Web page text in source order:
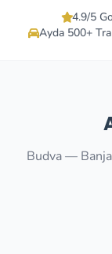
4.9/5
Ayda 500+
Budva —